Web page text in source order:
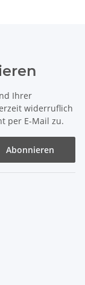
Ihrer
widerruflich
per E-Mail zu.
Abonnieren